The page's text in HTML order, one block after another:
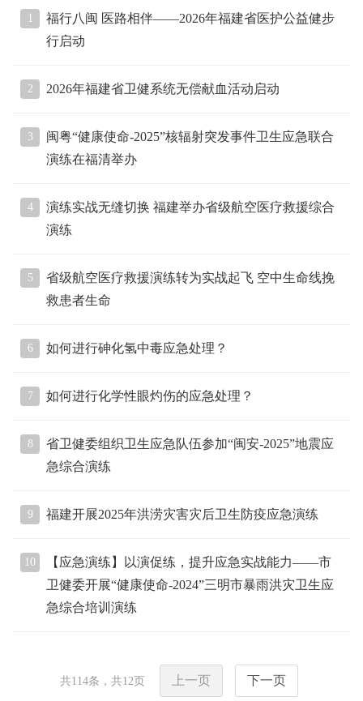
1
福行八闽 医路相伴——2026年福建省医护公益健步
行启动
2 2026年福建省卫健系统无偿献血活动启动
3
闽粤“健康使命-2025”核辐射突发事件卫生应急联合
演练在福清举办
4
演练实战无缝切换 福建举办省级航空医疗救援综合
演练
5
省级航空医疗救援演练转为实战起飞 空中生命线挽
救患者生命
6 如何进行砷化氢中毒应急处理？
7 如何进行化学性眼灼伤的应急处理？
8
省卫健委组织卫生应急队伍参加“闽安-2025”地震应
急综合演练
9 福建开展2025年洪涝灾害灾后卫生防疫应急演练
10
【应急演练】以演促练，提升应急实战能力——市
卫健委开展“健康使命-2024”三明市暴雨洪灾卫生应
急综合培训演练
共114条，共12页 上一页 下一页